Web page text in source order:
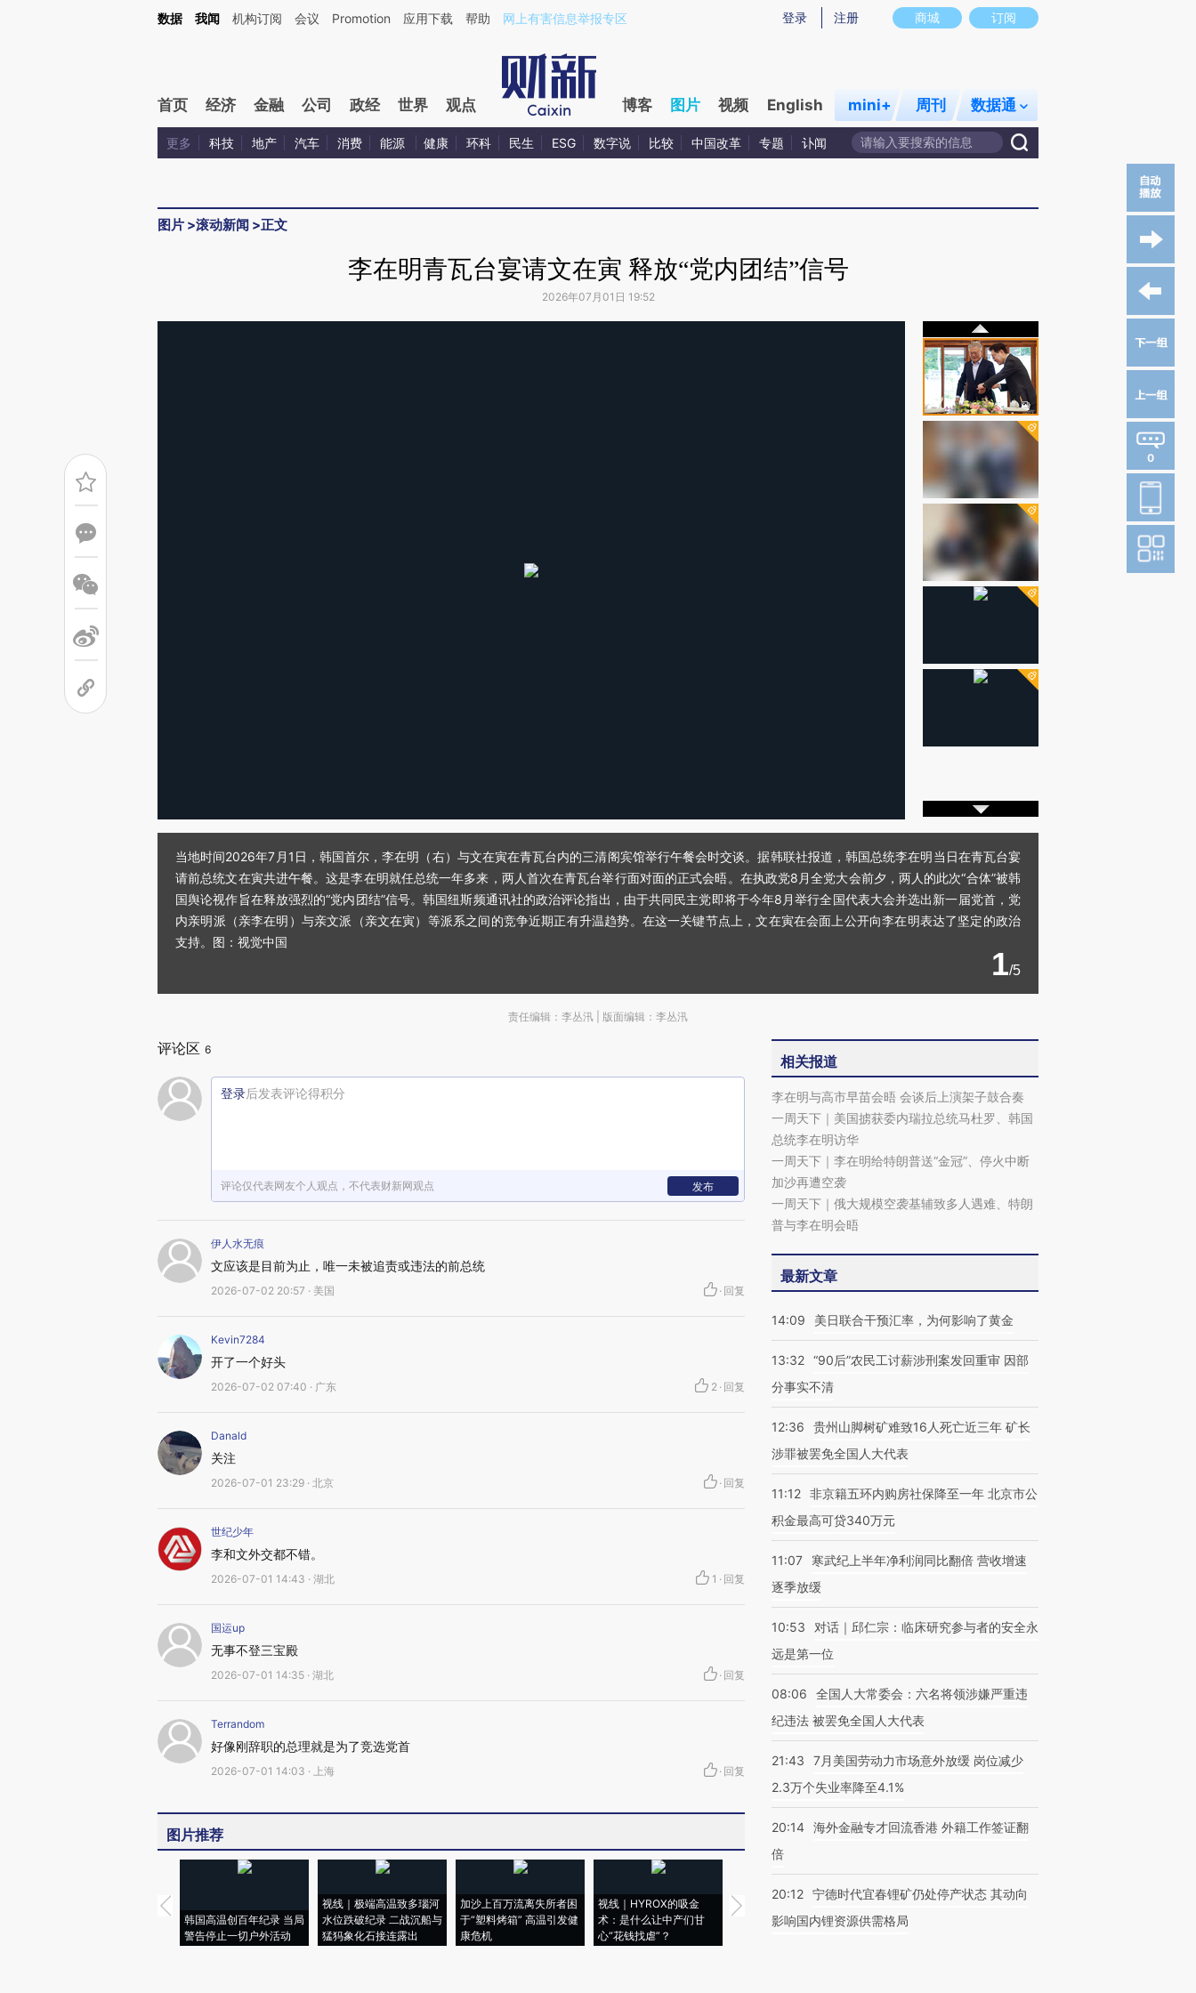
商城 订阅
登录 注册
数据 我闻 机构订阅 会议 Promotion 应用下载 帮助 网上有害信息举报专区
首页 经济 金融 公司 政经 世界 观点 博客 图片 视频 English mini+ 周刊 数据通
更多 科技 地产 汽车 消费 能源 健康 环科 民生 ESG 数字说 比较 中国改革 专题 讣闻
图片 >滚动新闻 >正文
李在明青瓦台宴请文在寅 释放“党内团结”信号
2026年07月01日 19:52
0
登
成
当地时间2026年7月1日，韩国首尔，李在明（右）与文在寅在青瓦台内的三清阁宾馆举行午餐会时交谈。据韩联社报道，韩国总统李在明当日在青瓦台宴
请前总统文在寅共进午餐。这是李在明就任总统一年多来，两人首次在青瓦台举行面对面的正式会晤。在执政党8月全党大会前夕，两人的此次“合体”被韩
国舆论视作旨在释放强烈的“党内团结”信号。韩国纽斯频通讯社的政治评论指出，由于共同民主党即将于今年8月举行全国代表大会并选出新一届党首，党
内亲明派（亲李在明）与亲文派（亲文在寅）等派系之间的竞争近期正有升温趋势。在这一关键节点上，文在寅在会面上公开向李在明表达了坚定的政治
支持。图：视觉中国
1/5
责任编辑：李丛汛 | 版面编辑：李丛汛
评论区 6
登录后发表评论得积分
评论仅代表网友个人观点，不代表财新网观点 发布
伊人水无痕
文应该是目前为止，唯一未被追责或违法的前总统
2026-07-02 20:57 · 美国 · 回复
Kevin7284
开了一个好头
2026-07-02 07:40 · 广东 2 · 回复
Danald
关注
2026-07-01 23:29 · 北京 · 回复
世纪少年
李和文外交都不错。
2026-07-01 14:43 · 湖北 1 · 回复
国运up
无事不登三宝殿
2026-07-01 14:35 · 湖北 · 回复
Terrandom
好像刚辞职的总理就是为了竞选党首
2026-07-01 14:03 · 上海 · 回复
图片推荐
韩国高温创百年纪录 当局
警告停止一切户外活动
视线｜极端高温致多瑙河
水位跌破纪录 二战沉船与
猛犸象化石接连露出
加沙上百万流离失所者困
于“塑料烤箱” 高温引发健
康危机
视线｜HYROX的吸金
术：是什么让中产们甘
心“花钱找虐”？
马航飞行员跨国走私7万
粒摇头丸 尿检体内含3种
视线｜被称为“蟑螂”的印
度Z世代 用街头抗争将教
视线｜“入侵”还是“人道危
相关报道
李在明与高市早苗会晤 会谈后上演架子鼓合奏
一周天下｜美国掳获委内瑞拉总统马杜罗、韩国
总统李在明访华
一周天下｜李在明给特朗普送“金冠”、停火中断
加沙再遭空袭
一周天下｜俄大规模空袭基辅致多人遇难、特朗
普与李在明会晤
最新文章
14:09 美日联合干预汇率，为何影响了黄金
13:32 “90后”农民工讨薪涉刑案发回重审 因部
分事实不清
12:36
贵州山脚树矿难致16人死亡近三年 矿长
涉罪被罢免全国人大代表
11:12 非京籍五环内购房社保降至一年 北京市公
积金最高可贷340万元
11:07
寒武纪上半年净利润同比翻倍 营收增速
逐季放缓
10:53
对话｜邱仁宗：临床研究参与者的安全永
远是第一位
08:06
全国人大常委会：六名将领涉嫌严重违
纪违法 被罢免全国人大代表
21:43
7月美国劳动力市场意外放缓 岗位减少
2.3万个失业率降至4.1%
20:14 海外金融专才回流香港 外籍工作签证翻
倍
20:12 宁德时代宜春锂矿仍处停产状态 其动向
影响国内锂资源供需格局